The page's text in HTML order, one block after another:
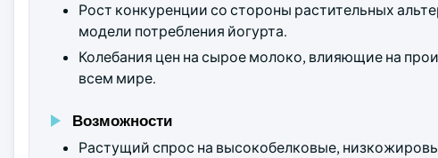
Рост конкуренции со стороны растительных
модели потребления йогурта.
Колебания цен на сырое молоко, влияющие на
всем мире.
Возможности
Растущий спрос на высокобелковые,